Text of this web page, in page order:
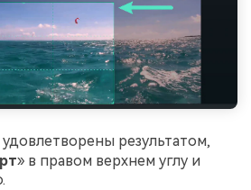
результатом,
» в правом верхнем углу и